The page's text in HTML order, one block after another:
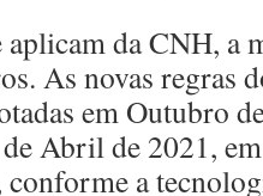
aplicam da CNH, a
As novas regras
em Outubro
Abril de 2021,
a